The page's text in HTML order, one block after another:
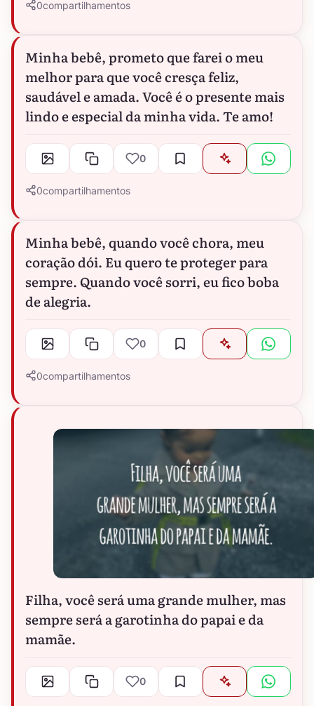
0compartilhamentos
Minha bebê, prometo que farei o meu
melhor para que você cresça feliz,
saudável e amada. Você é o presente mais
lindo e especial da minha vida. Te amo!
0
0compartilhamentos
Minha bebê, quando você chora, meu
coração dói. Eu quero te proteger para
sempre. Quando você sorri, eu fico boba
de alegria.
0
0compartilhamentos
Filha, você será uma grande mulher, mas
sempre será a garotinha do papai e da
mamãe.
0